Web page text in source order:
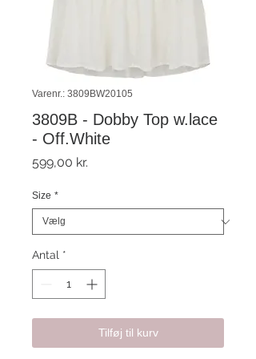
Varenr.: 3809BW20105
3809B - Dobby Top w.lace
- Off.White
599,00 kr.
Size *
Antal *
Tilføj til kurv